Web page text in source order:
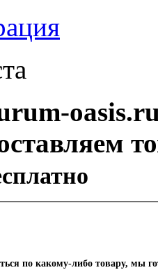
по какому-либо товару, мы